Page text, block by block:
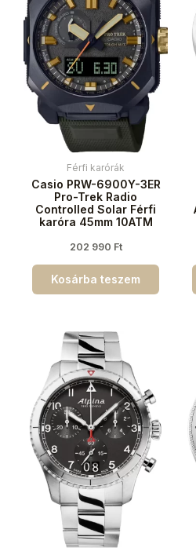
Férfi karórák
Casio PRW-6900Y-3ER
Pro-Trek Radio
Controlled Solar Férfi
karóra 45mm 10ATM
202 990 Ft
Kosárba teszem